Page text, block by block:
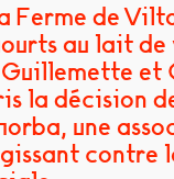
Ferme de
au lait de
et
la décision
une
contre